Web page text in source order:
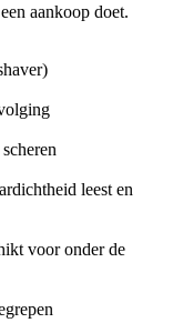
aankoop doet.
leest en
voor onder de